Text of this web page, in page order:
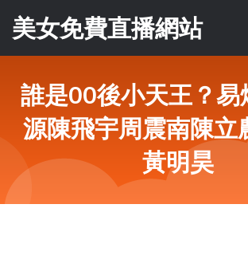
美女免費直播網站
誰是00後小天王？易
源陳飛宇周震南陳立
黃明昊